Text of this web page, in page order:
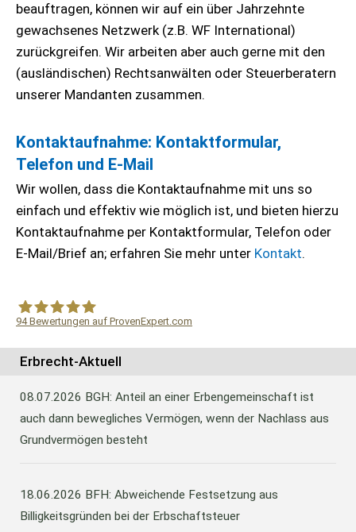
beauftragen, können wir auf ein über Jahrzehnte
gewachsenes Netzwerk (z.B. WF International)
zurückgreifen. Wir arbeiten aber auch gerne mit den
(ausländischen) Rechtsanwälten oder Steuerberatern
unserer Mandanten zusammen.
Kontaktaufnahme: Kontaktformular,
Telefon und E-Mail
Wir wollen, dass die Kontaktaufnahme mit uns so
einfach und effektiv wie möglich ist, und bieten hierzu
Kontaktaufnahme per Kontaktformular, Telefon oder
E-Mail/Brief an; erfahren Sie mehr unter Kontakt.
WF Frank &Partner Rechtsanwälte
94Bewertungen auf ProvenExpert.com
Erbrecht-Aktuell
08.07.2026 BGH: Anteil an einer Erbengemeinschaft ist
auch dann bewegliches Vermögen, wenn der Nachlass aus
Grundvermögen besteht
18.06.2026 BFH: Abweichende Festsetzung aus
Billigkeitsgründen bei der Erbschaftsteuer